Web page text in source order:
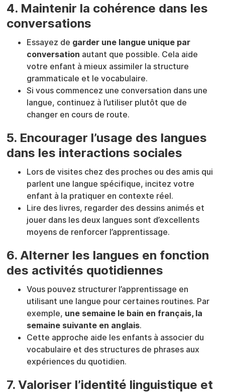
4. Maintenir la cohérence dans les
conversations
Essayez de garder une langue unique par
conversation autant que possible. Cela aide
votre enfant à mieux assimiler la structure
grammaticale et le vocabulaire.
Si vous commencez une conversation dans une
langue, continuez à l’utiliser plutôt que de
changer en cours de route.
5. Encourager l’usage des langues
dans les interactions sociales
Lors de visites chez des proches ou des amis qui
parlent une langue spécifique, incitez votre
enfant à la pratiquer en contexte réel.
Lire des livres, regarder des dessins animés et
jouer dans les deux langues sont d’excellents
moyens de renforcer l’apprentissage.
6. Alterner les langues en fonction
des activités quotidiennes
Vous pouvez structurer l’apprentissage en
utilisant une langue pour certaines routines. Par
exemple, une semaine le bain en français, la
semaine suivante en anglais.
Cette approche aide les enfants à associer du
vocabulaire et des structures de phrases aux
expériences du quotidien.
7. Valoriser l’identité linguistique et